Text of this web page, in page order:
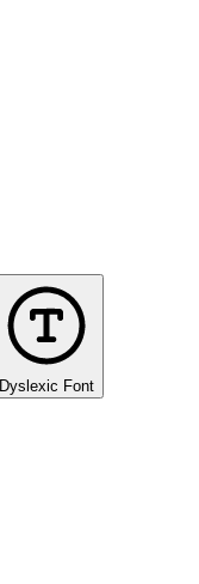
Dyslexic Font